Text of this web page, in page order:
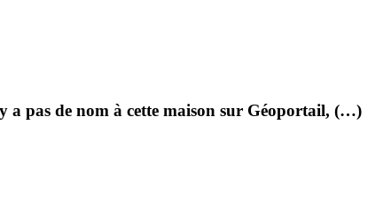
pas de nom à cette maison sur Géoportail, (…)